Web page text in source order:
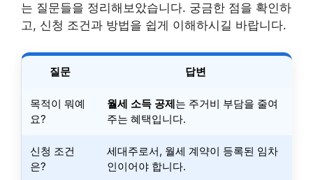
는 질문들을 정리해보았습니다. 궁금한 점을 확인하
고, 신청 조건과 방법을 쉽게 이해하시길 바랍니다.
질문 답변
목적이 뭐예
요?
월세 소득 공제는 주거비 부담을 줄여
주는 혜택입니다.
신청 조건
은?
세대주로서, 월세 계약이 등록된 임차
인이어야 합니다.